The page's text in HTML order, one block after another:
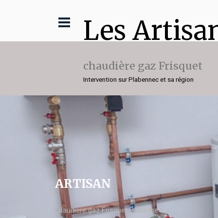
Les
chaudière gaz Frisquet
Intervention sur Plabennec et sa région
ARTISAN
chaudière gaz Frisquet Plabennec